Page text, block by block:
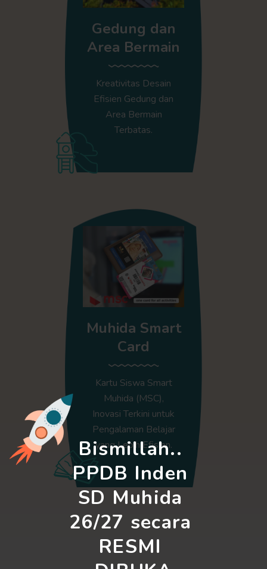
Bismillah..
PPDB Inden
SD Muhida
26/27 secara
RESMI
Gedung dan
Area Bermain
Kreativitas Desain
Efisien Gedung dan
Area Bermain
Terbatas.
Muhida Smart
Card
Kartu Siswa Smart
Muhida (MSC),
Inovasi Terkini untuk
Pengalaman Belajar
yang Lebih Efisien.